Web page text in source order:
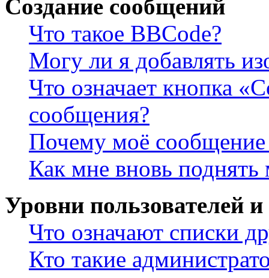
Создание сообщений
Что такое BBCode?
Могу ли я добавлять
Что означает кнопка
сообщения?
Почему моё сообщение
Как мне вновь
Уровни пользователей
Что означают списки
Кто такие